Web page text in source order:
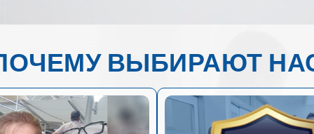
ВЫБИРАЮТ